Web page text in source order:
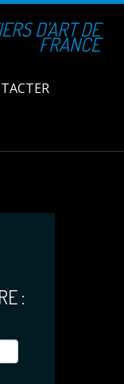
D'ART DE
FRANCE
: